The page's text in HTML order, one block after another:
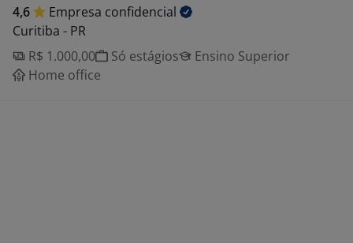
4,6 Empresa confidencial
Curitiba - PR
R$ 1.000,00
Só estágios
Ensino Superior
Home office